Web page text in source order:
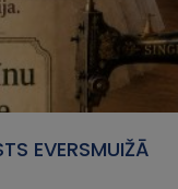
EVERSMUIŽĀ